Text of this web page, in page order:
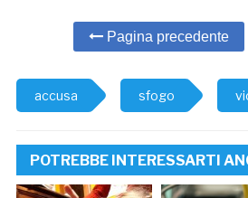
Pagina precedente
accusa sfogo
POTREBBE INTERESSARTI